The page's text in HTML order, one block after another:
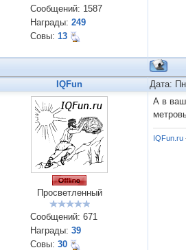
Сообщений: 1587
Награды: 249
Совы: 13
IQFun Дата:
Просветленный
Сообщений: 671
Награды: 39
Совы: 30
А в
IQFun.ru